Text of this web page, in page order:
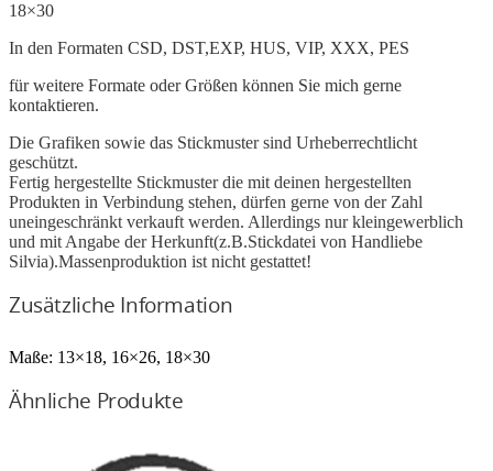
18×30
In den Formaten CSD, DST,EXP, HUS, VIP, XXX, PES
für weitere Formate oder Größen können Sie mich gerne
kontaktieren.
Die Grafiken sowie das Stickmuster sind Urheberrechtlicht
geschützt.
Fertig hergestellte Stickmuster die mit deinen hergestellten
Produkten in Verbindung stehen, dürfen gerne von der Zahl
uneingeschränkt verkauft werden. Allerdings nur kleingewerblich
und mit Angabe der Herkunft(z.B.Stickdatei von Handliebe
Silvia).Massenproduktion ist nicht gestattet!
Zusätzliche Information
Maße: 13×18, 16×26, 18×30
Ähnliche Produkte